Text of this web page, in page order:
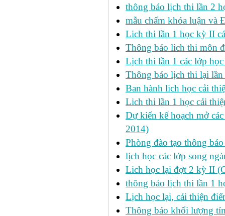
thông báo lịch thi lần 2
mẫu chấm khóa luận và
Lich thi lần 1 học kỳ II
Thông báo lich thi môn
Lịch thi lần 1 các lớp
Thông báo lịch thi lại
Ban hành lich học cải
Lich thi lần 1 học cải
Dự kiến kế hoạch mở
2014)
Phòng đào tạo thông
lịch học các lớp song
Lich học lại đợt 2 kỳ II
thông báo lịch thi lần 1
Lịch học lại, cải thiện
Thông báo khối lượng